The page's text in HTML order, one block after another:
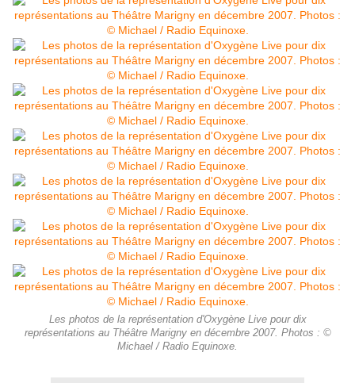
Les photos de la représentation d'Oxygène Live pour dix
représentations au Théâtre Marigny en décembre 2007. Photos : ©
Michael / Radio Equinoxe.